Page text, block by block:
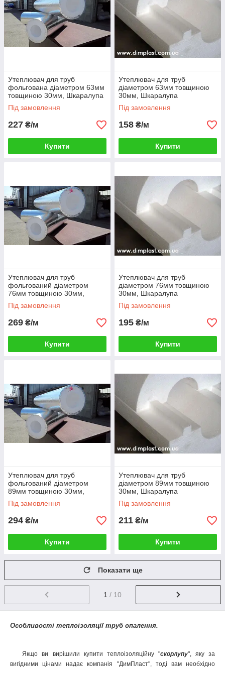
Утеплювач для труб
фольгована діаметром 63мм
товщиною 30мм, Шкаралупа
СКП633035 пінопласт ПСБ-
С-35
Під замовлення
227 ₴/м
Купити
Утеплювач для труб
діаметром 63мм товщиною
30мм, Шкаралупа
СКП633035 пінопласт ПСБ-
С-35
Під замовлення
158 ₴/м
Купити
Утеплювач для труб
фольгований діаметром
76мм товщиною 30мм,
Шкаралупа СКП763035
пінопласт ПСБ-С-35
Під замовлення
269 ₴/м
Купити
Утеплювач для труб
діаметром 76мм товщиною
30мм, Шкаралупа
СКП763035 пінопласт ПСБ-
С-35
Під замовлення
195 ₴/м
Купити
Утеплювач для труб
фольгований діаметром
89мм товщиною 30мм,
Шкаралупа СКП893035
пінопласт ПСБ-С-35
Під замовлення
294 ₴/м
Купити
Утеплювач для труб
діаметром 89мм товщиною
30мм, Шкаралупа
СКП893035 пінопласт ПСБ-
С-35
Під замовлення
211 ₴/м
Купити
Показати ще
1 / 10
Особливості теплоізоляції труб опалення.
Якщо ви вирішили купити теплоізоляційну "скорлупу", яку за
вигідними цінами надає компанія "ДимПласт", тоді вам необхідно